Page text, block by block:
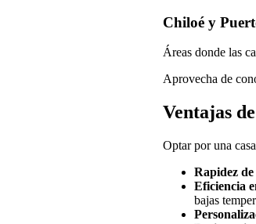
Chiloé y
Áreas donde las
Aprovecha de
Ventajas
Optar por una
Rapidez
Eficiencia
bajas